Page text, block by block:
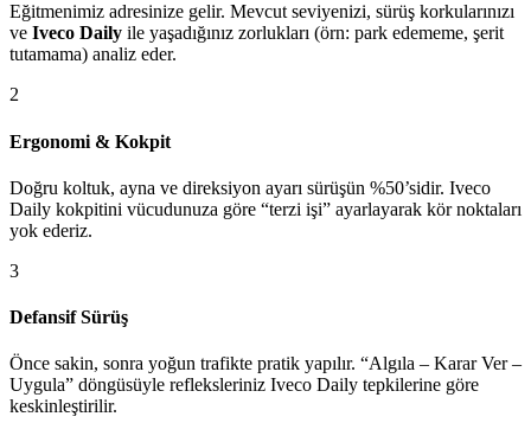
Eğitmenimiz adresinize gelir. Mevcut seviyenizi, sürüş korkularınızı
ve Iveco Daily ile yaşadığınız zorlukları (örn: park edememe, şerit
tutamama) analiz eder.
2
Ergonomi & Kokpit
Doğru koltuk, ayna ve direksiyon ayarı sürüşün %50’sidir. Iveco
Daily kokpitini vücudunuza göre “terzi işi” ayarlayarak kör noktaları
yok ederiz.
3
Defansif Sürüş
Önce sakin, sonra yoğun trafikte pratik yapılır. “Algıla – Karar Ver –
Uygula” döngüsüyle refleksleriniz Iveco Daily tepkilerine göre
keskinleştirilir.